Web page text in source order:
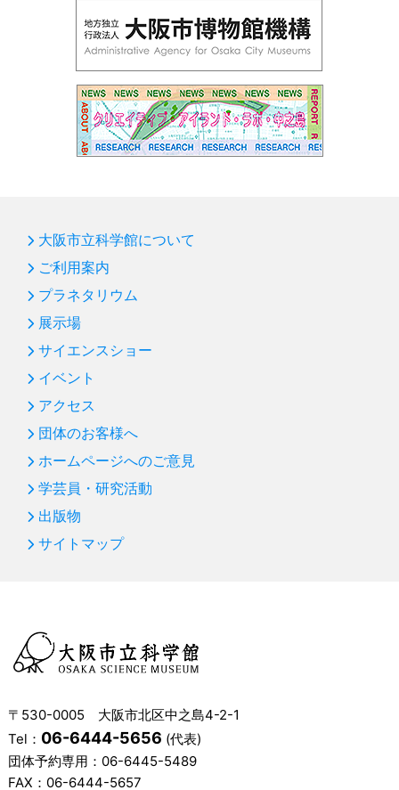
大阪市立科学館について
ご利用案内
プラネタリウム
展示場
サイエンスショー
イベント
アクセス
団体のお客様へ
ホームページへのご意見
学芸員・研究活動
出版物
サイトマップ
〒530-0005 大阪市北区中之島4-2-1
Tel： 06-6444-5656 (代表)
団体予約専用： 06-6445-5489
FAX：06-6444-5657